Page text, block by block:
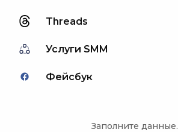
Threads
Услуги SMM
Фейсбук
Заполните данные.